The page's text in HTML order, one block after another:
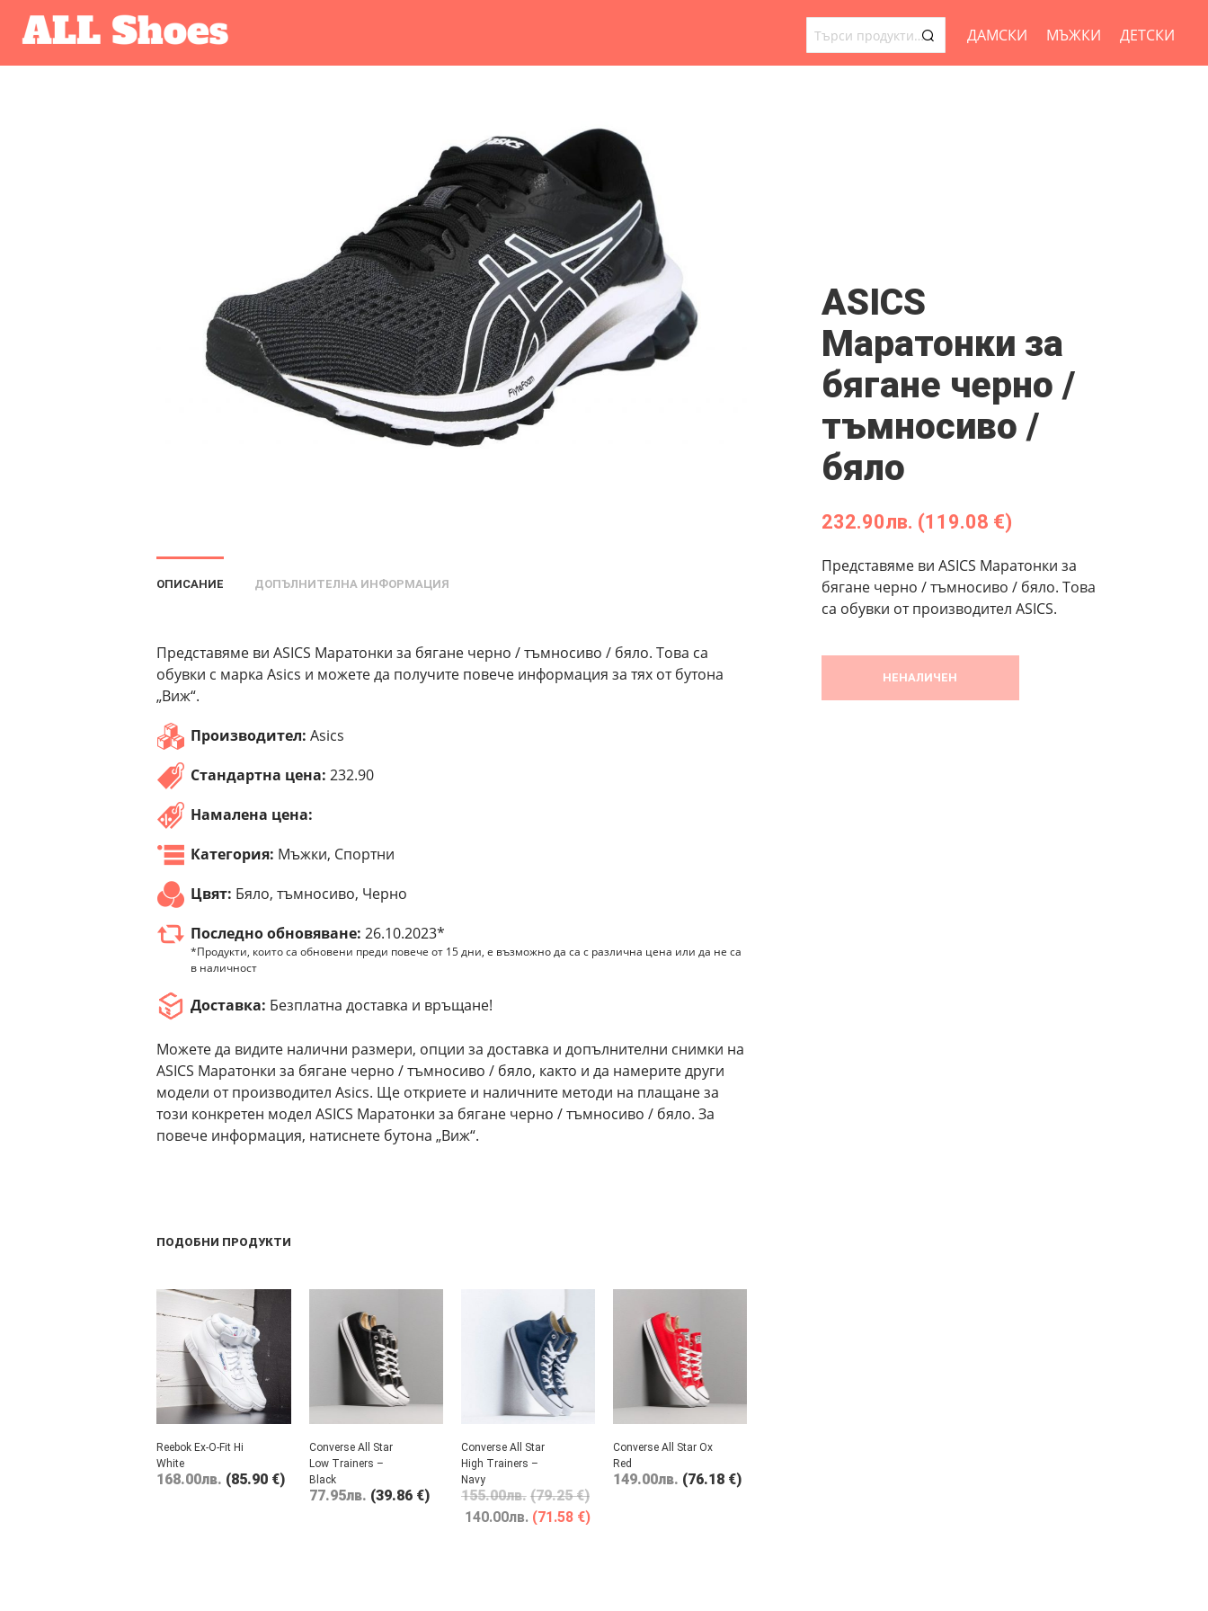
ТЪРСЕНЕ
ДАМСКИ МЪЖКИ ДЕТСКИ
ASICS
Маратонки за
бягане черно /
тъмносиво /
бяло
232.90лв. (119.08 €)
Представяме ви ASICS Маратонки за
бягане черно / тъмносиво / бяло. Това
са обувки от производител ASICS.
НЕНАЛИЧЕН
ОПИСАНИЕ ДОПЪЛНИТЕЛНА ИНФОРМАЦИЯ
Представяме ви ASICS Маратонки за бягане черно / тъмносиво / бяло. Това са
обувки с марка Asics и можете да получите повече информация за тях от бутона
„Виж“.
Производител: Asics
Стандартна цена: 232.90
Намалена цена:
Категория: Мъжки, Спортни
Цвят: Бяло, тъмносиво, Черно
Последно обновяване: 26.10.2023*
*Продукти, които са обновени преди повече от 15 дни, е възможно да са с различна цена или да не са
в наличност
Доставка: Безплатна доставка и връщане!
Можете да видите налични размери, опции за доставка и допълнителни снимки на
ASICS Маратонки за бягане черно / тъмносиво / бяло, както и да намерите други
модели от производител Asics. Ще откриете и наличните методи на плащане за
този конкретен модел ASICS Маратонки за бягане черно / тъмносиво / бяло. За
повече информация, натиснете бутона „Виж“.
ПОДОБНИ ПРОДУКТИ
Reebok Ex-O-Fit Hi
White
168.00лв. (85.90 €)
Converse All Star
Low Trainers –
Black
77.95лв. (39.86 €)
Converse All Star
High Trainers –
Navy
155.00лв. (79.25 €)
140.00лв. (71.58 €)
Converse All Star Ox
Red
149.00лв. (76.18 €)